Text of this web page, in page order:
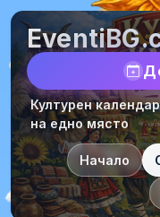
Културен
на едно място
Начало